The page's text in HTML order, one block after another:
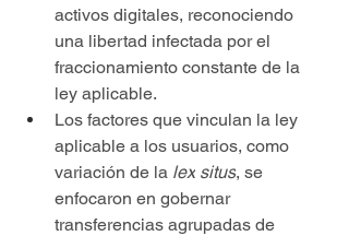
activos digitales, reconociendo
una libertad infectada por el
fraccionamiento constante de la
ley aplicable.
Los factores que vinculan la ley
aplicable a los usuarios, como
variación de la lex situs, se
enfocaron en gobernar
transferencias agrupadas de